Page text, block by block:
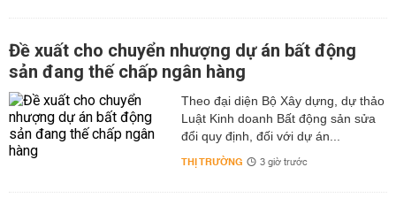
Đề xuất cho chuyển nhượng dự án bất động
sản đang thế chấp ngân hàng
Theo đại diện Bộ Xây dựng, dự thảo
Luật Kinh doanh Bất động sản sửa
đổi quy định, đối với dự án...
THỊ TRƯỜNG 3 giờ trước